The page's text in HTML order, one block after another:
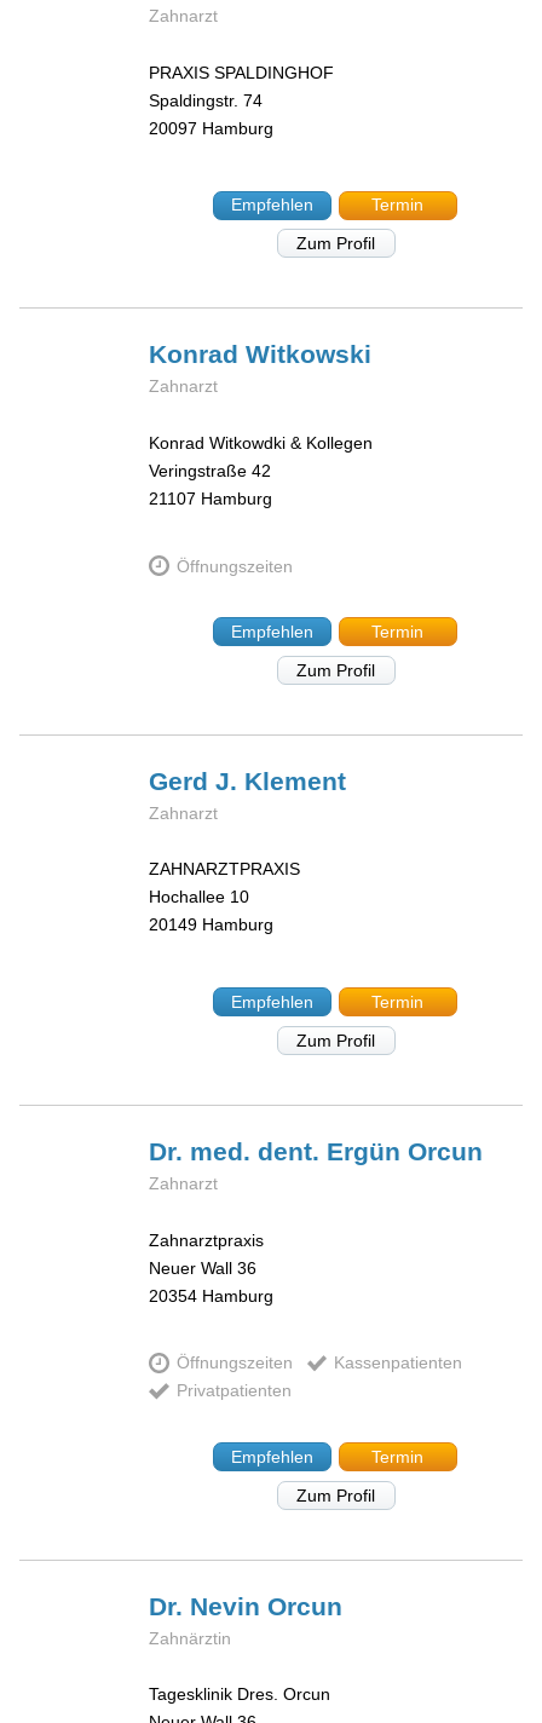
Zahnarzt
PRAXIS SPALDINGHOF
Spaldingstr. 74
20097 Hamburg
Empfehlen
Termin
Zum Profil
KonradWitkowski
Zahnarzt
Konrad Witkowdki & Kollegen
Veringstraße 42
21107 Hamburg
Öffnungszeiten
Empfehlen
Termin
Zum Profil
Gerd J. Klement
Zahnarzt
ZAHNARZTPRAXIS
Hochallee 10
20149 Hamburg
Empfehlen
Termin
Zum Profil
Dr. med. dent. Ergün Orcun
Zahnarzt
Zahnarztpraxis
Neuer Wall 36
20354 Hamburg
Öffnungszeiten
Kassenpatienten
Privatpatienten
Empfehlen
Termin
Zum Profil
Dr. Nevin Orcun
Zahnärztin
Tagesklinik Dres. Orcun